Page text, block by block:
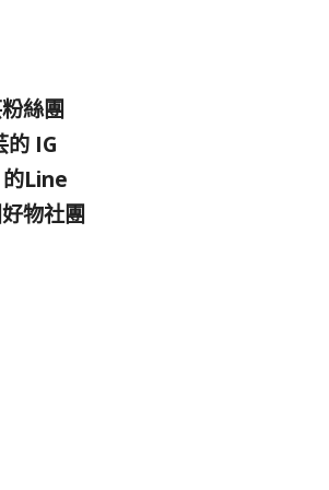
絲團
的 IG
Line
物社團